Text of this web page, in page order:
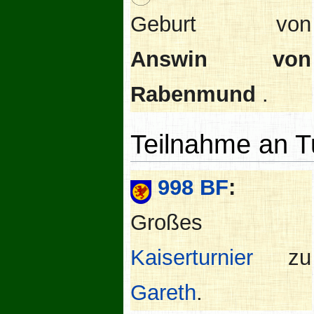
Geburt von
Answin von
Rabenmund.
Teilnahme an
998 BF:
Großes
Kaiserturnierzu
Gareth.